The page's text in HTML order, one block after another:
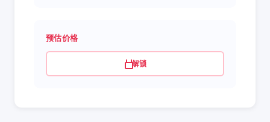
预估价格
解锁